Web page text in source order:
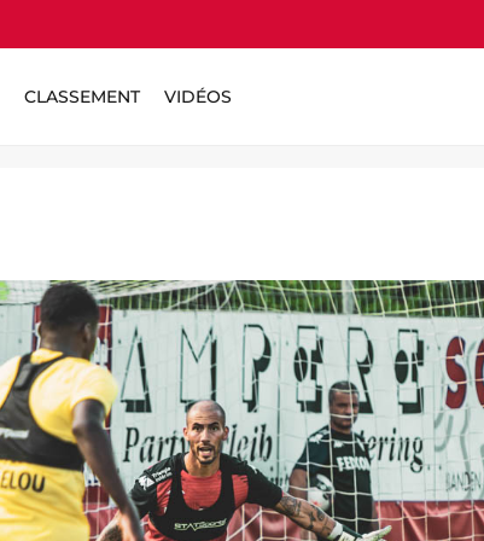
CLASSEMENT VIDÉOS